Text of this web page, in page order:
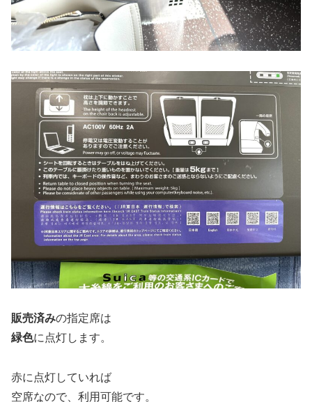
販売済みの指定席は
緑色に点灯します。
赤に点灯していれば
空席なので、利用可能です。